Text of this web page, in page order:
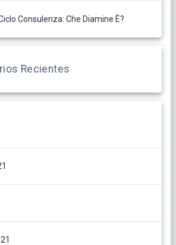
Consulenza: Che Diamine È?
Recientes